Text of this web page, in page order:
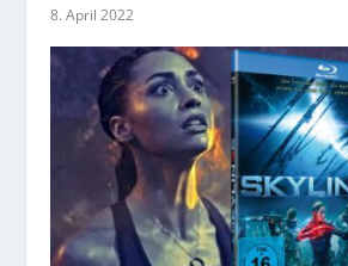
8. April 2022